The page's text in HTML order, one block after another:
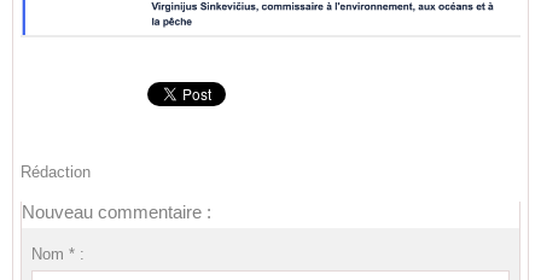
Rédaction
Nouveau commentaire :
Nom * :